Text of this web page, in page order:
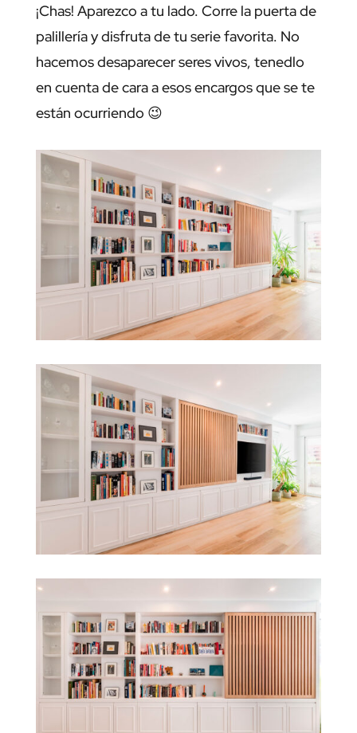
¡Chas! Aparezco a tu lado. Corre la puerta de
palillería y disfruta de tu serie favorita. No
hacemos desaparecer seres vivos, tenedlo
en cuenta de cara a esos encargos que se te
están ocurriendo 😉